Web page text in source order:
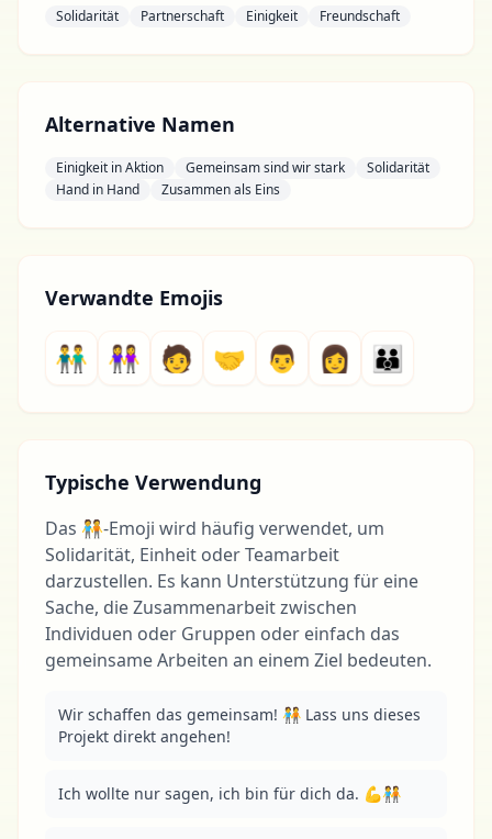
Solidarität Partnerschaft Einigkeit Freundschaft
Alternative Namen
Einigkeit in Aktion Gemeinsam sind wir stark
Solidarität
Hand in Hand
Zusammen als Eins
Verwandte Emojis
👬 👭 🧑 🤝 👨 👩 👪
Typische Verwendung
Das 🧑‍🤝‍🧑-Emoji wird häufig verwendet, um
Solidarität, Einheit oder Teamarbeit
darzustellen. Es kann Unterstützung für eine
Sache, die Zusammenarbeit zwischen
Individuen oder Gruppen oder einfach das
gemeinsame Arbeiten an einem Ziel bedeuten.
Wir schaffen das gemeinsam! 🧑‍🤝‍🧑 Lass uns dieses
Projekt direkt angehen!
Ich wollte nur sagen, ich bin für dich da. 💪🧑‍🤝‍🧑